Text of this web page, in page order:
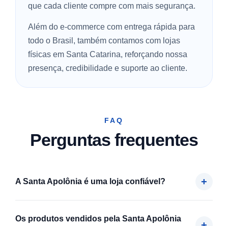
que cada cliente compre com mais segurança.
Além do e-commerce com entrega rápida para
todo o Brasil, também contamos com lojas
físicas em Santa Catarina, reforçando nossa
presença, credibilidade e suporte ao cliente.
FAQ
Perguntas frequentes
A Santa Apolônia é uma loja confiável?
Os produtos vendidos pela Santa Apolônia